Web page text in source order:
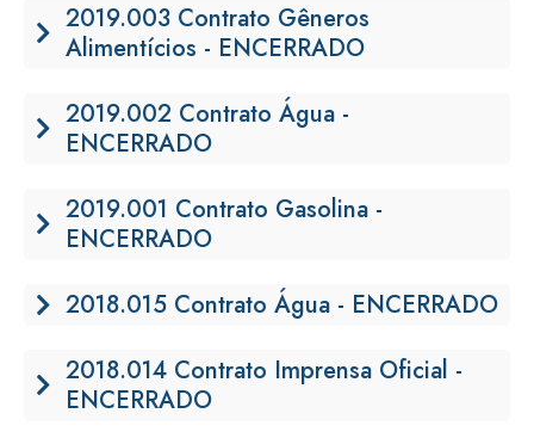
2019.003 Contrato Gêneros
Alimentícios - ENCERRADO
2019.002 Contrato Água -
ENCERRADO
2019.001 Contrato Gasolina -
ENCERRADO
2018.015 Contrato Água - ENCERRADO
2018.014 Contrato Imprensa Oficial -
ENCERRADO